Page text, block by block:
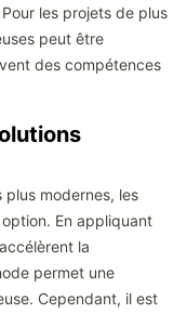
les projets de plus
peut être
des compétences
modernes, les
En appliquant
la
permet une
Cependant, il est